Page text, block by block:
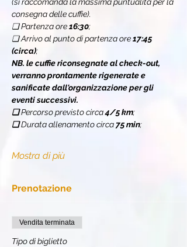
(si raccomanda la massima puntualità per la
consegna delle cuffie).
❏ Partenza ore 16:30;
❏ Arrivo al punto di partenza ore 17:45
(circa);
NB. le cuffie riconsegnate al check-out,
verranno prontamente rigenerate e
sanificate dall'organizzazione per gli
eventi successivi.
❏ Percorso previsto circa 4/5 km;
❏ Durata allenamento circa 75 min;
Mostra di più
Prenotazione
Vendita terminata
Tipo di biglietto